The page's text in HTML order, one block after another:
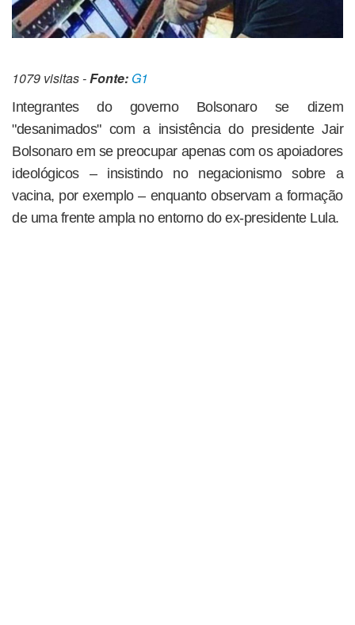
1079 visitas -Fonte: G1
Integrantes do governo Bolsonaro se dizem
"desanimados" com a insistência do presidente Jair
Bolsonaro em se preocupar apenas com os apoiadores
ideológicos – insistindo no negacionismo sobre a
vacina, por exemplo – enquanto observam a formação
de uma frente ampla no entorno do ex-presidente Lula.